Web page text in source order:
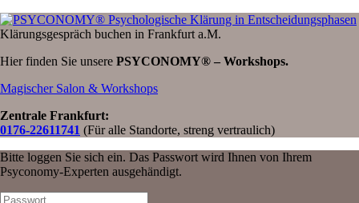
Klärungsgespräch buchen in Frankfurt a.M.
Hier finden Sie unsere PSYCONOMY® – Workshops.
Magischer Salon & Workshops
Zentrale Frankfurt:
0176-22611741 (Für alle Standorte, streng vertraulich)
Bitte loggen Sie sich ein. Das Passwort wird Ihnen von Ihrem
Psyconomy-Experten ausgehändigt.